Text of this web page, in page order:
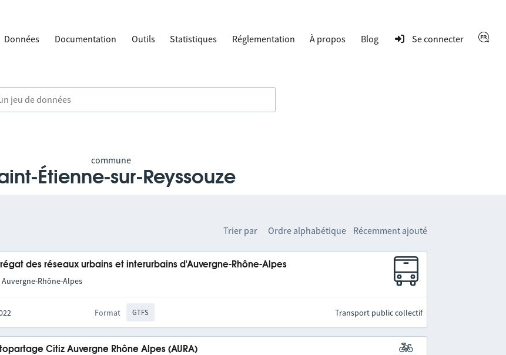
Données Documentation Outils Statistiques Réglementation À propos Blog Se connecter
commune
Étienne-sur-Reyssouze
Trier par Ordre alphabétique Récemment ajouté
des réseaux urbains et interurbains d'Auvergne-Rhône-Alpes
Auvergne-Rhône-Alpes
Format GTFS Transport public collectif
Citiz Auvergne Rhône Alpes (AURA)